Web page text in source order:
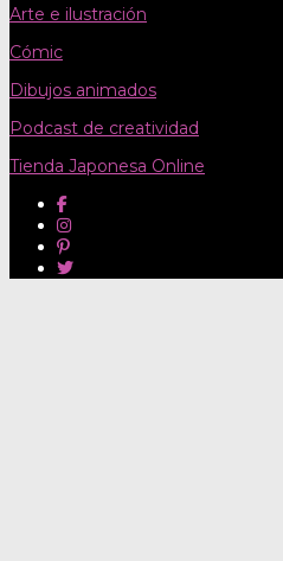
Arte e ilustración
Cómic
Dibujos animados
Podcast de creatividad
Tienda Japonesa Online